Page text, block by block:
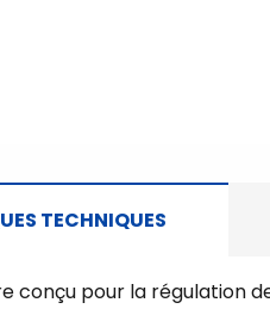
TECHNIQUES
conçu pour la régulation